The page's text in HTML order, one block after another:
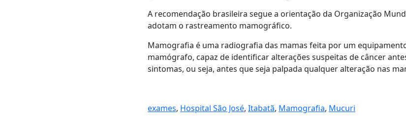
A recomendação brasileira segue a orientação da Organização
adotam o rastreamento mamográfico.
Mamografia é uma radiografia das mamas feita por um
mamógrafo, capaz de identificar alterações suspeitas de câncer
sintomas, ou seja, antes que seja palpada qualquer alteração nas
exames, Hospital São José, Itabatã, Mamografia, Mucuri